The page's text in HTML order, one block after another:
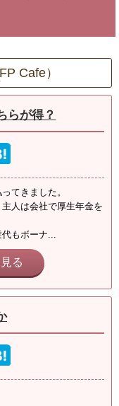
Cafe）
らが得？
ってきました。
人は会社で厚生年金を
もボーナ...
る